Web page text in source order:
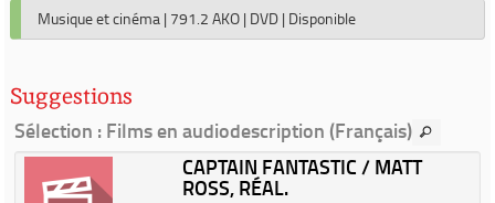
Musique et cinéma | 791.2 AKO | DVD | Disponible
Suggestions
Sélection : Films en audiodescription (Français)
CAPTAIN FANTASTIC / MATT
ROSS, RÉAL.